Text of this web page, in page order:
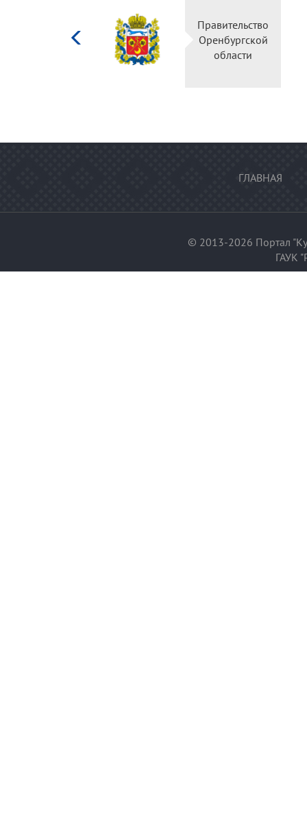
Правительство
Оренбургской
области
ГЛАВНАЯ
© 2013-2026 Портал
ГАУК